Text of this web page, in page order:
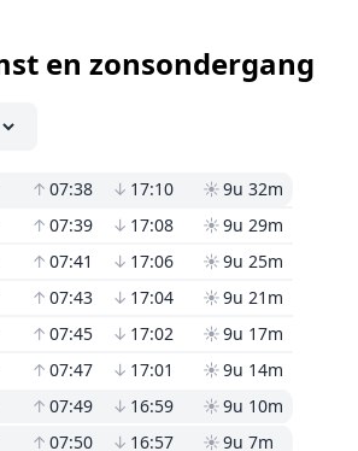
en zonsondergang
↑ 07:38 ↓ 17:10 ☀9u 32m
↑ 07:39 ↓ 17:08 ☀9u 29m
↑ 07:41 ↓ 17:06 ☀9u 25m
↑ 07:43 ↓ 17:04 ☀9u 21m
↑ 07:45 ↓ 17:02 ☀9u 17m
↑ 07:47 ↓ 17:01 ☀9u 14m
↑ 07:49 ↓ 16:59 ☀9u 10m
↑ 07:50 ↓ 16:57 ☀9u 7m